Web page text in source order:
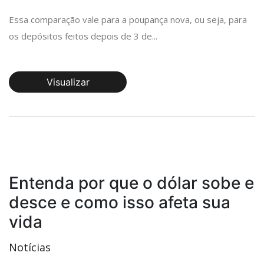
Essa comparação vale para a poupança nova, ou seja, para
os depósitos feitos depois de 3 de...
Visualizar
Entenda por que o dólar sobe e
desce e como isso afeta sua
vida
Notícias